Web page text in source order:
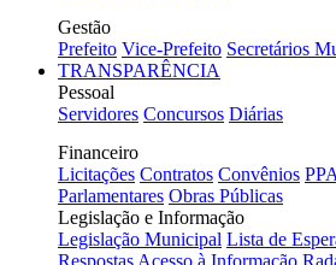
Gestão
Prefeito Vice-Prefeito Secretários
TRANSPARÊNCIA
Pessoal
Servidores Concursos Diárias
Financeiro
Licitações Contratos Convênios
Parlamentares Obras Públicas
Legislação e Informação
Legislação Municipal Lista de
Respostas Acesso à Informação